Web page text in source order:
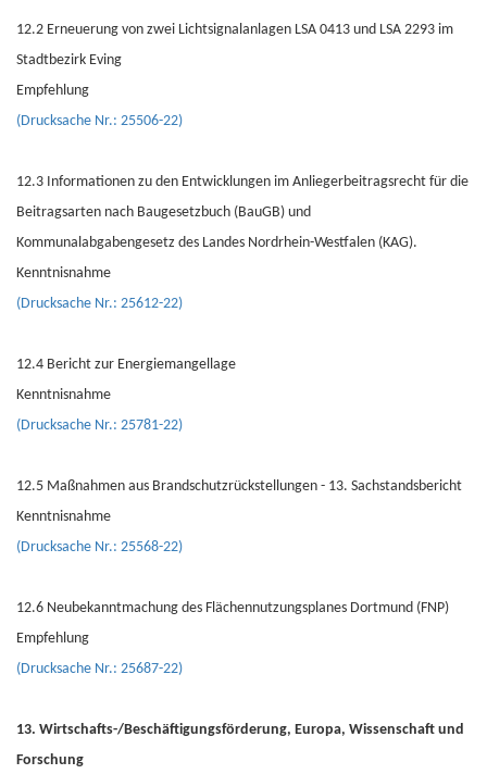
12.2 Erneuerung von zwei Lichtsignalanlagen LSA 0413 und LSA 2293 im
Stadtbezirk Eving
Empfehlung
(Drucksache Nr.: 25506-22)
12.3 Informationen zu den Entwicklungen im Anliegerbeitragsrecht für die
Beitragsarten nach Baugesetzbuch (BauGB) und
Kommunalabgabengesetz des Landes Nordrhein-Westfalen (KAG).
Kenntnisnahme
(Drucksache Nr.: 25612-22)
12.4 Bericht zur Energiemangellage
Kenntnisnahme
(Drucksache Nr.: 25781-22)
12.5 Maßnahmen aus Brandschutzrückstellungen - 13. Sachstandsbericht
Kenntnisnahme
(Drucksache Nr.: 25568-22)
12.6 Neubekanntmachung des Flächennutzungsplanes Dortmund (FNP)
Empfehlung
(Drucksache Nr.: 25687-22)
13. Wirtschafts-/Beschäftigungsförderung, Europa, Wissenschaft und
Forschung